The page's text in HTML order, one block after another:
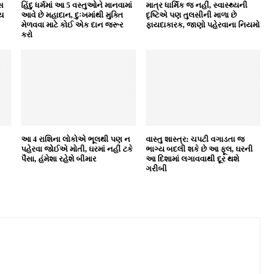
હિંદુ ધર્મમાં આ 5 વસ્તુઓને માનવામાં
આવે છે મહાદાન, દુઃખમાંથી મુક્તિ
મેળવવા માટે કોઈ એક દાન જરૂર
કરો
માત્ર ધાર્મિક જ નહીં, સ્વાસ્થ્યની
દૃષ્ટિએ પણ તુલસીની માળા છે
ફાયદાકારક, જાણો પહેરવાના નિયમો
આ 4 રાશિના લોકોએ ભૂલથી પણ ન
પહેરવા જોઈએ મોતી, ઘરમાં નહીં ટકે
પૈસા, હંમેશા રહેશે બીમાર
વાસ્તુ શાસ્ત્ર: ચપટી વગાડતા જ
ભાગ્ય બદલી શકે છે આ ફૂલ, ઘરની
આ દિશામાં લગાવવાથી દૂર થશે
ગરીબી